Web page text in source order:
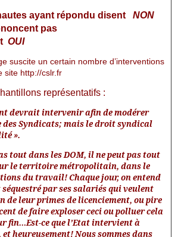
ayant répondu disent
NON
pas
OUI
suscite un certain nombre d’interventions
site http://cslr.fr
représentatifs :
devrait intervenir afin de modérer
des Syndicats; mais le droit syndical
».
tout dans les DOM, il ne peut pas tout
le territoire métropolitain, dans le
du travail! Chaque jour, on entend
par ses salariés qui veulent
de leur primes de licenciement, ou pire
de faire exploser ceci ou polluer cela
fin…Est-ce que l’Etat intervient à
et heureusement! Nous sommes dans